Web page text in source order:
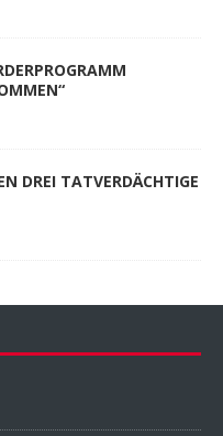
DREI TATVERDÄCHTIGE